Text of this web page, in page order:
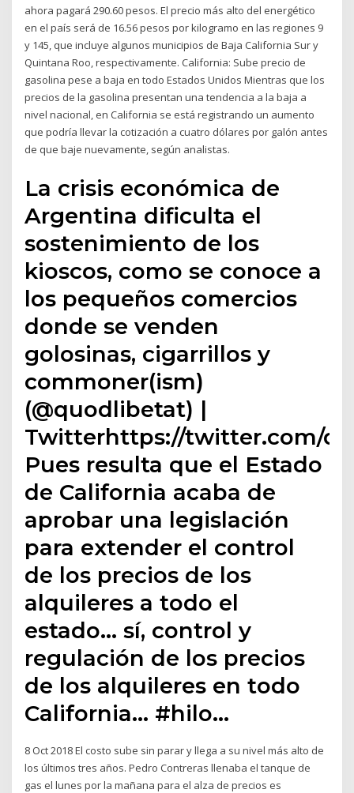
ahora pagará 290.60 pesos. El precio más alto del energético
en el país será de 16.56 pesos por kilogramo en las regiones 9
y 145, que incluye algunos municipios de Baja California Sur y
Quintana Roo, respectivamente. California: Sube precio de
gasolina pese a baja en todo Estados Unidos Mientras que los
precios de la gasolina presentan una tendencia a la baja a
nivel nacional, en California se está registrando un aumento
que podría llevar la cotización a cuatro dólares por galón antes
de que baje nuevamente, según analistas.
La crisis económica de
Argentina dificulta el
sostenimiento de los
kioscos, como se conoce a
los pequeños comercios
donde se venden
golosinas, cigarrillos y
commoner(ism)
(@quodlibetat) |
Twitterhttps://twitter.com/
Pues resulta que el Estado
de California acaba de
aprobar una legislación
para extender el control
de los precios de los
alquileres a todo el
estado… sí, control y
regulación de los precios
de los alquileres en todo
California… #hilo…
8 Oct 2018 El costo sube sin parar y llega a su nivel más alto de
los últimos tres años. Pedro Contreras llenaba el tanque de
gas el lunes por la mañana para el alza de precios es